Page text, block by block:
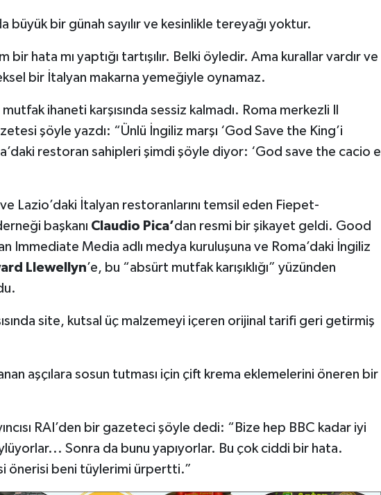
büyük bir günah sayılır ve kesinlikle tereyağı yoktur.
bir hata mı yaptığı tartışılır. Belki öyledir. Ama kurallar vardır ve
bir İtalyan makarna yemeğiyle oynamaz.
mutfak ihaneti karşısında sessiz kalmadı. Roma merkezli Il
şöyle yazdı: “Ünlü İngiliz marşı ‘God Save the King’i
restoran sahipleri şimdi şöyle diyor: ‘God save the cacio e
Lazio’daki İtalyan restoranlarını temsil eden Fiepet-
başkanı Claudio Pica’dan resmi bir şikayet geldi. Good
Immediate Media adlı medya kuruluşuna ve Roma’daki İngiliz
Llewellyn’e, bu “absürt mutfak karışıklığı” yüzünden
site, kutsal üç malzemeyi içeren orijinal tarifi geri getirmiş
aşçılara sosun tutması için çift krema eklemelerini öneren bir
RAI’den bir gazeteci şöyle dedi: “Bize hep BBC kadar iyi
Sonra da bunu yapıyorlar. Bu çok ciddi bir hata.
önerisi beni tüylerimi ürpertti.”